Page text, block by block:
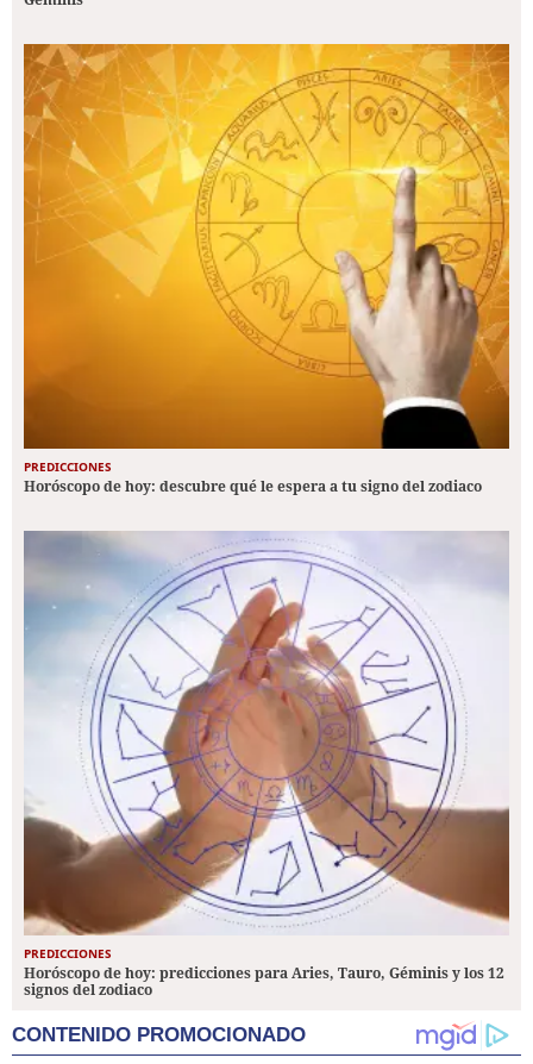
PREDICCIONES
Horóscopo de hoy: descubre qué le espera a tu signo del zodiaco
PREDICCIONES
Horóscopo de hoy: predicciones para Aries, Tauro, Géminis y los 12
signos del zodiaco
CONTENIDO PROMOCIONADO